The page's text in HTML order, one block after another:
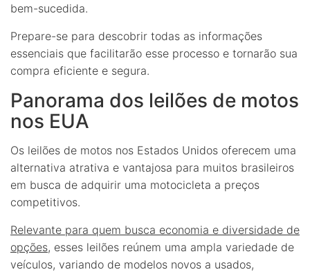
bem-sucedida.
Prepare-se para descobrir todas as informações
essenciais que facilitarão esse processo e tornarão sua
compra eficiente e segura.
Panorama dos leilões de motos
nos EUA
Os leilões de motos nos Estados Unidos oferecem uma
alternativa atrativa e vantajosa para muitos brasileiros
em busca de adquirir uma motocicleta a preços
competitivos.
Relevante para quem busca economia e diversidade de
opções, esses leilões reúnem uma ampla variedade de
veículos, variando de modelos novos a usados,